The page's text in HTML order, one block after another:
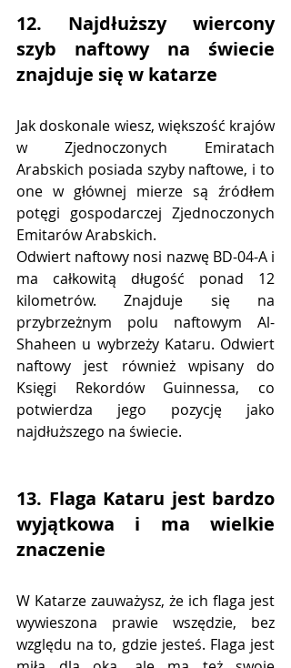
12. Najdłuższy wiercony
szyb naftowy na świecie
znajduje się w katarze
Jak doskonale wiesz, większość krajów
w Zjednoczonych Emiratach
Arabskich posiada szyby naftowe, i to
one w głównej mierze są źródłem
potęgi gospodarczej Zjednoczonych
Emitarów Arabskich.
Odwiert naftowy nosi nazwę BD-04-A i
ma całkowitą długość ponad 12
kilometrów. Znajduje się na
przybrzeżnym polu naftowym Al-
Shaheen u wybrzeży Kataru. Odwiert
naftowy jest również wpisany do
Księgi Rekordów Guinnessa, co
potwierdza jego pozycję jako
najdłuższego na świecie.
13. Flaga Kataru jest bardzo
wyjątkowa i ma wielkie
znaczenie
W Katarze zauważysz, że ich flaga jest
wywieszona prawie wszędzie, bez
względu na to, gdzie jesteś. Flaga jest